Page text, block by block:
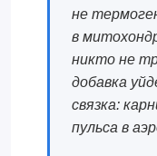
не
в
никто не
добавка
связка:
пульса в